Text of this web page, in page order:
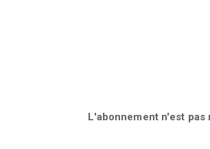
L'abonnement n'est